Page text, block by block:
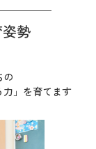
勢
の
」 を育てます